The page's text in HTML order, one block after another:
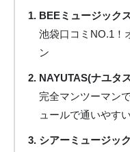
BEEミュージック
池袋口コミNO.1！
ン
NAYUTAS(ナユタ
完全マンツーマン
ュールで通いやすい
シアーミュージック